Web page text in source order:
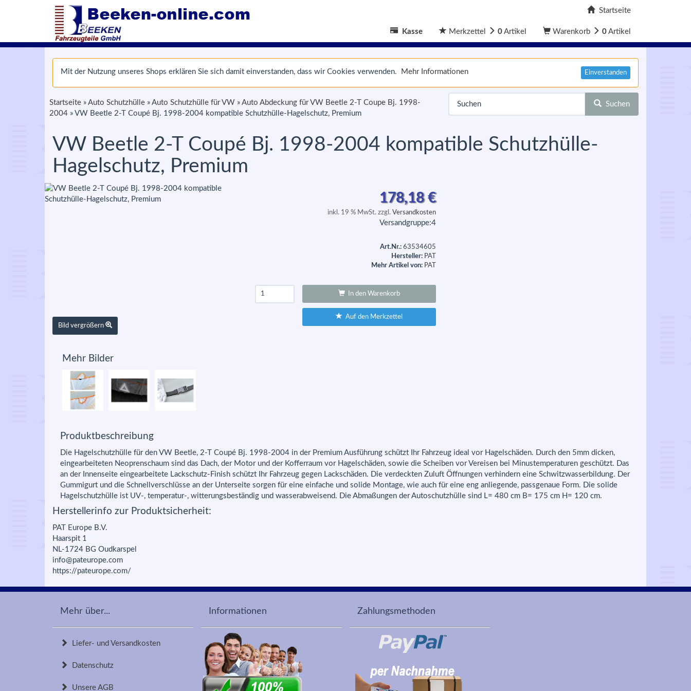
Startseite
Kasse Merkzettel 0 Artikel Warenkorb 0 Artikel
Mit der Nutzung unseres Shops erklären Sie sich damit einverstanden, dass wir Cookies verwenden. Mehr Informationen Einverstanden
Startseite » Auto Schutzhülle » Auto Schutzhülle für VW » Auto Abdeckung für VW Beetle 2-T Coupe Bj. 1998-
2004 » VW Beetle 2-T Coupé Bj. 1998-2004 kompatible Schutzhülle-Hagelschutz, Premium
Suchen
VW Beetle 2-T Coupé Bj. 1998-2004 kompatible Schutzhülle-
Hagelschutz, Premium
Bild vergrößern
178,18€
inkl. 19 % MwSt. zzgl. Versandkosten
Versandgruppe:4
Art.Nr.: 63534605
Hersteller: PAT
Mehr Artikel von: PAT
In den Warenkorb
Auf den Merkzettel
Mehr Bilder
Produktbeschreibung
Die Hagelschutzhülle für den VW Beetle, 2-T Coupé Bj. 1998-2004 in der Premium Ausführung schützt Ihr Fahrzeug ideal vor Hagelschäden. Durch den 5mm dicken,
eingearbeiteten Neoprenschaum sind das Dach, der Motor und der Kofferraum vor Hagelschäden, sowie die Scheiben vor Vereisen bei Minustemperaturen geschützt. Das
an der Innenseite eingearbeitete Lackschutz-Finish schützt Ihr Fahrzeug gegen Lackschäden. Die verdeckten Zuluft Öffnungen verhindern eine Schwitzwasserbildung. Der
Gummigurt und die Schnellverschlüsse an der Unterseite sorgen für eine einfache und solide Montage, wie auch für eine eng anliegende, passgenaue Form. Die solide
Hagelschutzhülle ist UV-, temperatur-, witterungsbeständig und wasserabweisend. Die Abmaßungen der Autoschutzhülle sind L= 480 cm B= 175 cm H= 120 cm.
Herstellerinfo zur Produktsicherheit:
PAT Europe B.V.
Haarspit 1
NL-1724 BG Oudkarspel
info@pateurope.com
https://pateurope.com/
Mehr über...
Liefer- und Versandkosten
Datenschutz
Unsere AGB
Informationen Zahlungsmethoden